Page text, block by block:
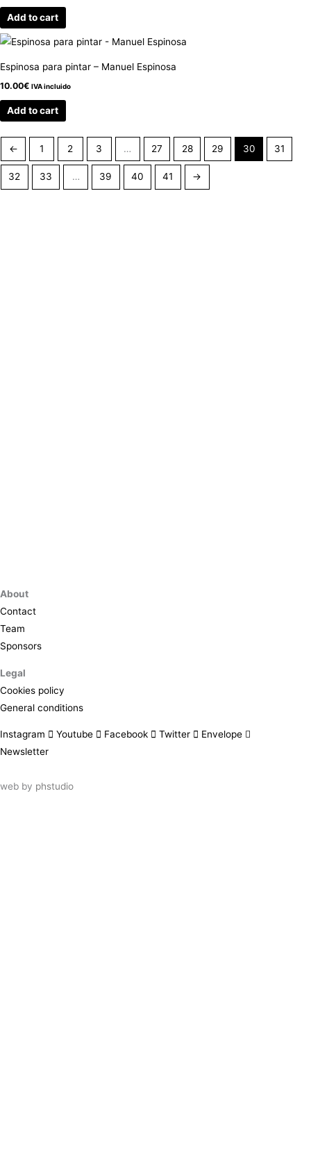
Add to cart
Espinosa para pintar – Manuel Espinosa
10.00€ IVA incluido
Add to cart
← 1 2 3 … 27 28 29 30 31
32 33 … 39 40 41 →
About
Contact
Team
Sponsors
Legal
Cookies policy
General conditions
Instagram Youtube Facebook Twitter
Envelope
Newsletter
web by phstudio